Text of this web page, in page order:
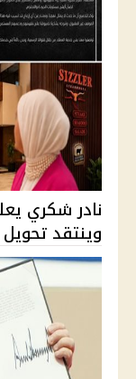
نادر شكري
وينتقد